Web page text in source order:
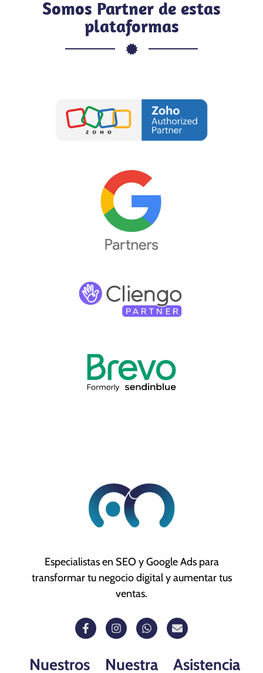
Somos Partner de estas
plataformas
Especialistas en SEO y Google Ads para
transformar tu negocio digital y aumentar tus
ventas.
Nuestros
Nuestra
Asistencia